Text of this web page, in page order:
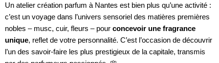
Un atelier création parfum à Nantes est bien plus qu’une activité :
c’est un voyage dans l’univers sensoriel des matières premières
nobles – musc, cuir, fleurs – pour concevoir une fragrance
unique, reflet de votre personnalité. C’est l’occasion de découvrir
l’un des savoir-faire les plus prestigieux de la capitale, transmis